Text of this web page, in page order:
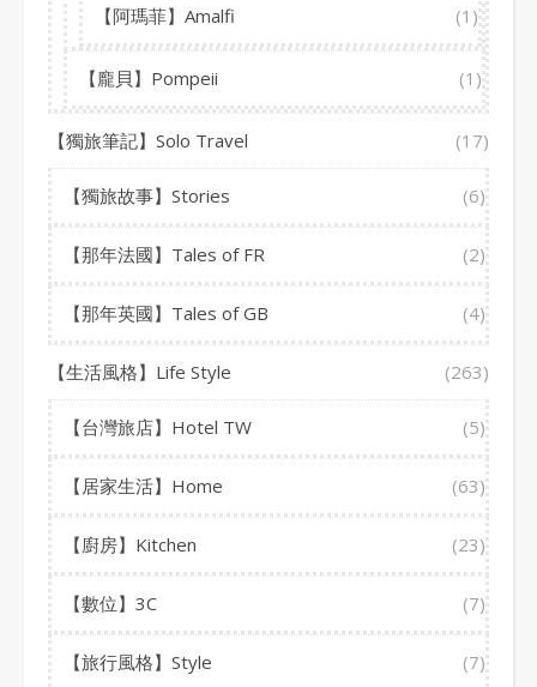
【阿瑪菲】Amalfi (1)
【龐貝】Pompeii (1)
【獨旅筆記】Solo Travel (17)
【獨旅故事】Stories (6)
【那年法國】Tales of FR (2)
【那年英國】Tales of GB (4)
【生活風格】Life Style (263)
【台灣旅店】Hotel TW (5)
【居家生活】Home (63)
【廚房】Kitchen (23)
【數位】3C (7)
【旅行風格】Style (7)